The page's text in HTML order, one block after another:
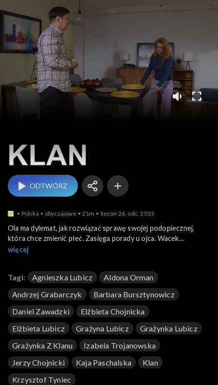
Klan
ODTWÓRZ
Polska obyczajowe 21m Sezon 26, odc. 2533
Ola ma dylemat, jak rozwiązać sprawę swojej podopiecznej,
która chce zmienić płeć. Zasięga porady u ojca. Wacek
przyprowadza Feliksa na rozmowę terapeutyczną do
Beata kolejny raz skarży się na postawę Julii. Zdenerwowany
Jerzy wymawia najemczyni dzierżawę apteki.
więcej
Tagi: Agnieszka Lubicz
Aldona Orman
Andrzej Grabarczyk
Barbara Bursztynowicz
Daniel Zawadzki
Elżbieta Chojnicka
Elżbieta Lubicz
Grażyna Lubicz
Grażynka Lubicz
Grażynka Z Klanu
Izabela Trojanowska
Jerzy Chojnicki
Kaja Paschalska
Klan
Krzysztof Tyniec